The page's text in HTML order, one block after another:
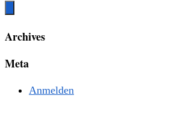
Archives
Meta
Anmelden